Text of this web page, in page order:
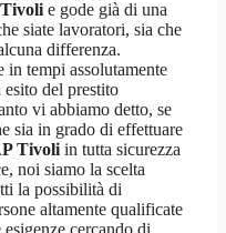
e gode già di una
siate lavoratori, sia che
differenza.
in tempi assolutamente
del prestito
vi abbiamo detto, se
sia in grado di effettuare
Tivoli in tutta sicurezza
noi siamo la scelta
la possibilità di
altamente qualificate
cercando di